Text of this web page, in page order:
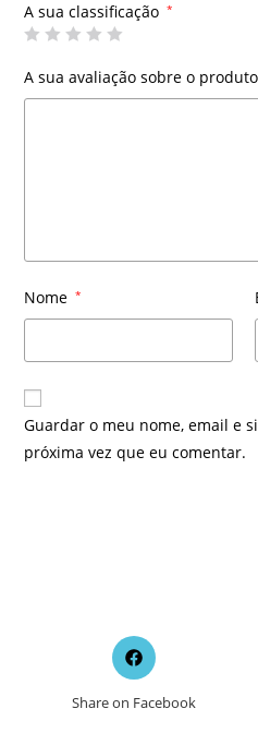
A sua classificação *
A sua avaliação sobre o produto
Nome *
Guardar o meu nome, email e
próxima vez que eu comentar.
Opens
in
new
Share on Facebook